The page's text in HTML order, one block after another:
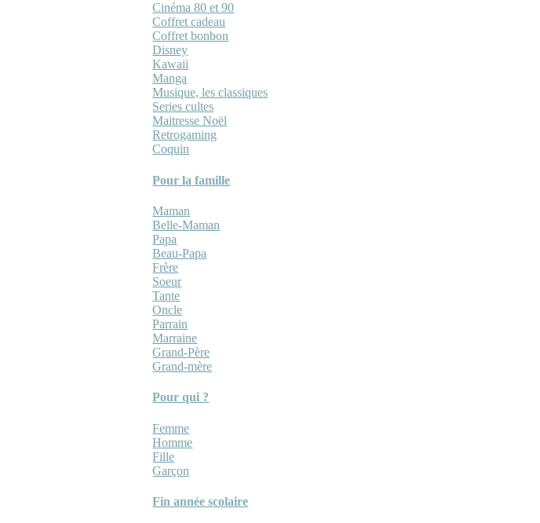
Cinéma 80 et 90
Coffret cadeau
Coffret bonbon
Disney
Kawaii
Manga
Musique, les classiques
Series cultes
Maitresse Noël
Retrogaming
Coquin
Pour la famille
Maman
Belle-Maman
Papa
Beau-Papa
Frère
Soeur
Tante
Oncle
Parrain
Marraine
Grand-Père
Grand-mère
Pour qui ?
Femme
Homme
Fille
Garçon
Fin année scolaire